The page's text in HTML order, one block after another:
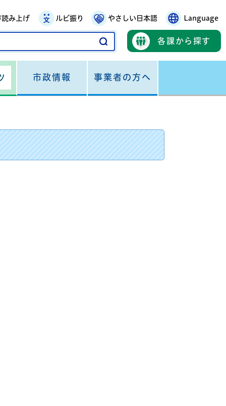
読み上げ ルビ振り やさしい日本語 Language
各課から探す
市政情報 事業者の方へ